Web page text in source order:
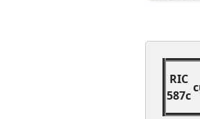
RIC
587c